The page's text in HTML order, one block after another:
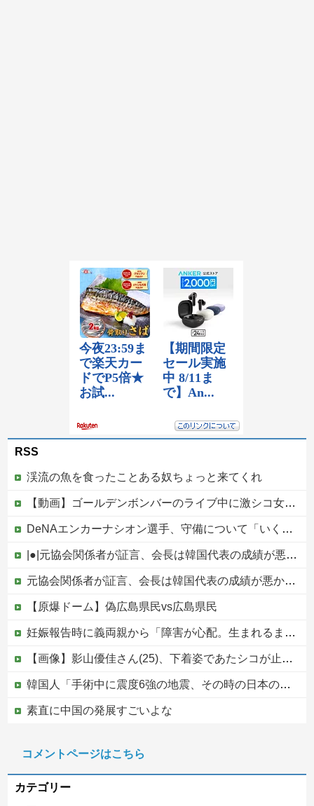
RSS
渓流の魚を食ったことある奴ちょっと来てくれ
【動画】ゴールデンボンバーのライブ中に激シコ女さんが乱入してしまうｗｗｗｗｗ
DeNAエンカーナシオン選手、守備について「いくら得点しても、エラーを重ねれば逆転されてしまう。そういう意味から自分にとっては、打撃よりも守備の方が大事」
|●|元協会関係者が証言、会長は韓国代表の成績が悪かった際「審判に十分な接待をしていないのではないかと叱責した」泥沼の責任押し付け合い発生
元協会関係者が証言、会長は韓国代表の成績が悪かった際「審判に十分な接待をしていないのではないかと叱責した」泥沼の責任押し付け合い発生他
【原爆ドーム】偽広島県民vs広島県民
妊娠報告時に義両親から「障害が心配。生まれるまでおめでとうは言えない」と言われた日の不快感が一生許せない！何事もなかったかのように孫フィーバーしてるし
【画像】影山優佳さん(25)、下着姿であたシコが止まらない
韓国人「手術中に震度6強の地震、その時の日本の医療スタッフたちの姿をご覧ください」→「マジで鳥肌立った」「こういう姿は韓国も見習わないと」「あん...
素直に中国の発展すごいよな
【悲報】クマ駆除で町役場に抗議電話殺到…職員「業務になりません」
コメントページはこちら
カテゴリー